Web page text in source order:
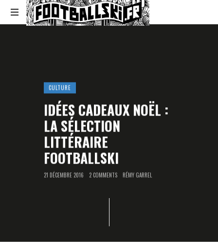
Footballski
d'EuropeCULTURE
IDÉES CADEAUX NOËL :
LA SÉLECTION
LITTÉRAIRE
FOOTBALLSKI
21 DÉCEMBRE 2016 2 COMMENTS RÉMY GARREL